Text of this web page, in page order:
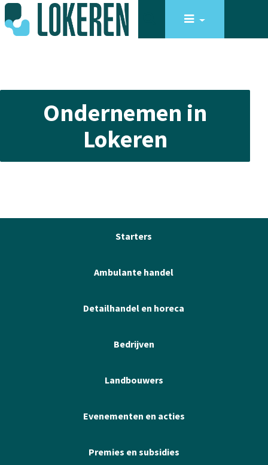
Ondernemen in
Lokeren
Starters
Ambulante handel
Detailhandel en horeca
Bedrijven
Landbouwers
Evenementen en acties
Premies en subsidies